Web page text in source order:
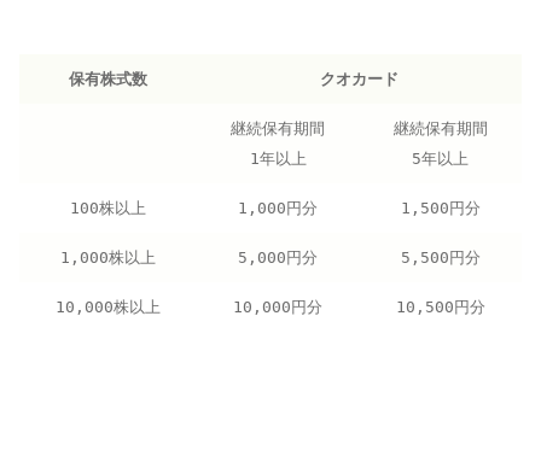
保有株式数 クオカード
継続保有期間
1年以上
継続保有期間
5年以上
100株以上 1,000円分 1,500円分
1,000株以上 5,000円分 5,500円分
10,000株以上 10,000円分 10,500円分